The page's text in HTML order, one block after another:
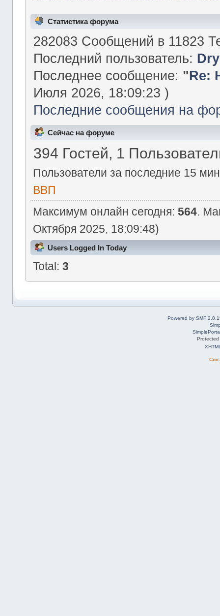
Статистика форума
282083 Сообщений в 11823
Последний пользователь: Dry
Последнее сообщение: "Re:
Июля 2026, 18:09:23 )
Последние сообщения на
Сейчас на форуме
394 Гостей, 1
Пользователи за последние 15
ВВП
Максимум онлайн сегодня: 564.
Октября 2025, 18:09:48)
Users Logged In Today
Total: 3
Powered by SMF